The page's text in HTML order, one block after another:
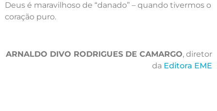
Deus é maravilhoso de “danado” – quando tivermos o
coração puro.
ARNALDO DIVO RODRIGUES DE CAMARGO, diretor
da Editora EME